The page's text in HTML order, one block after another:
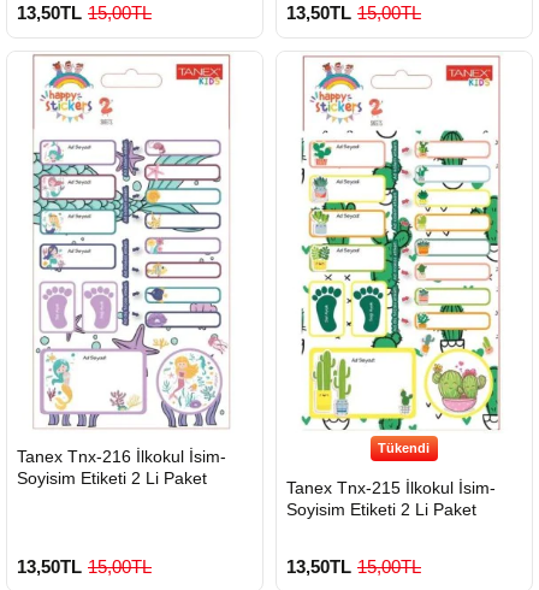
13,50TL 15,00TL 13,50TL 15,00TL
GÖNDERİ
Tanex Tnx-216 İlkokul İsim-
Soyisim Etiketi 2 Li Paket
13,50TL 15,00TL
Tükendi
Tanex Tnx-215 İlkokul İsim-
Soyisim Etiketi 2 Li Paket
13,50TL 15,00TL